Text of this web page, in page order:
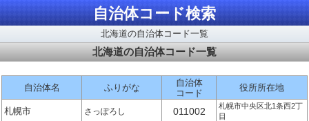
自治体コード検索
北海道の自治体コード一覧
北海道の自治体コード一覧
自治体名 ふりがな
自治体
コード
役所所在地
札幌市 さっぽろし 011002
札幌市中央区北1条西2丁
目